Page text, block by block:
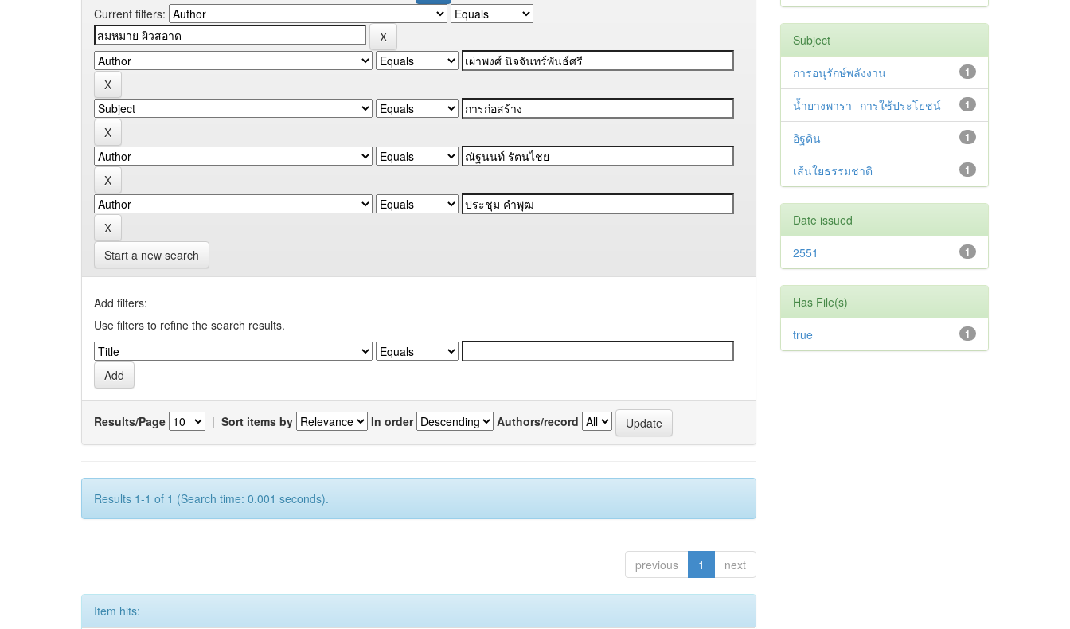
Current filters:
Start a new search
Add filters:
Use filters to refine the search results.
Results/Page | Sort items by In order Authors/record
Results 1-1 of 1 (Search time: 0.001 seconds).
previous 1 next
Item hits:
Subject
1
การอนุรักษ์พลังงาน
1
น้ำยางพารา--การใช้ประโยชน์
1
อิฐดิน
1
เส้นใยธรรมชาติ
Date issued
1
2551
Has File(s)
1
true